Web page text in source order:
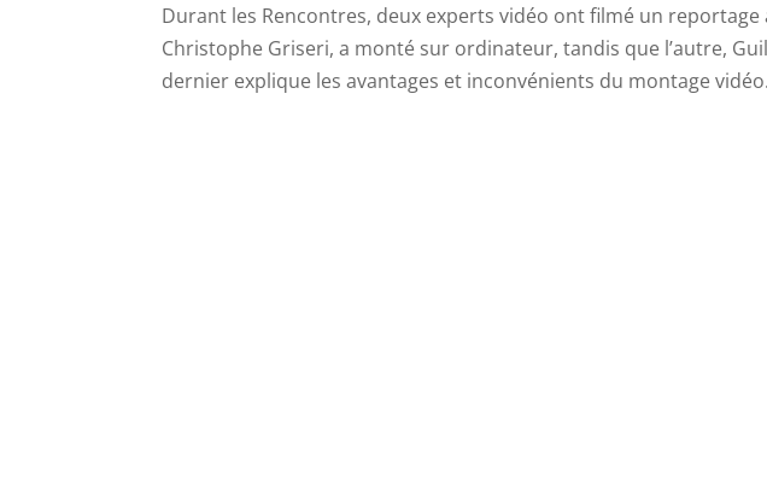
Durant les Rencontres, deux experts vidéo ont filmé un reportage
Christophe Griseri, a monté sur ordinateur, tandis que l’autre,
dernier explique les avantages et inconvénients du montage